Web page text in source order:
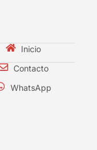
Inicio
Contacto
WhatsApp